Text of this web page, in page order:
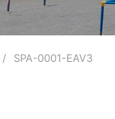
SPA-0001-EAV3